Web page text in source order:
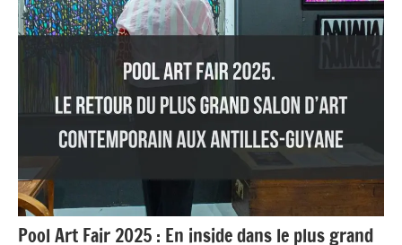
France
Pool Art Fair 2025 : En inside dans le plus grand